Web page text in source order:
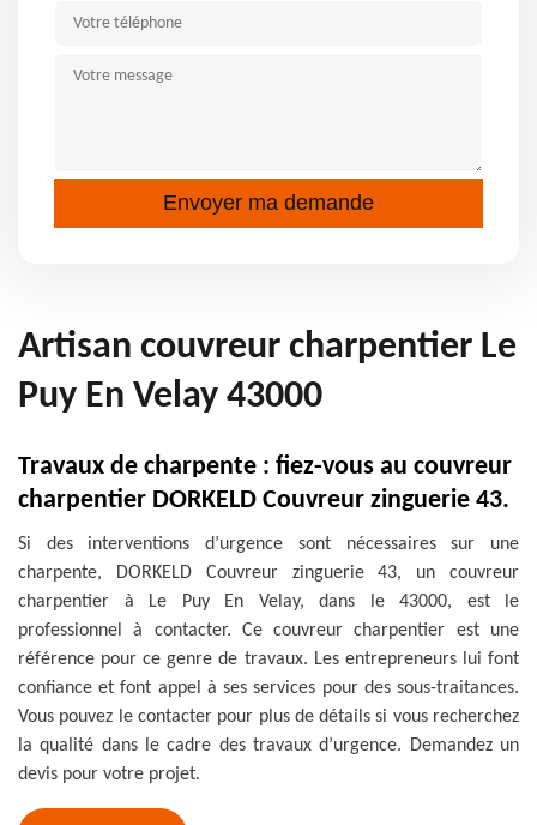
Artisan couvreur charpentier Le
Puy En Velay 43000
Travaux de charpente : fiez-vous au couvreur
charpentier DORKELD Couvreur zinguerie 43.
Si des interventions d’urgence sont nécessaires sur une
charpente, DORKELD Couvreur zinguerie 43, un couvreur
charpentier à Le Puy En Velay, dans le 43000, est le
professionnel à contacter. Ce couvreur charpentier est une
référence pour ce genre de travaux. Les entrepreneurs lui font
confiance et font appel à ses services pour des sous-traitances.
Vous pouvez le contacter pour plus de détails si vous recherchez
la qualité dans le cadre des travaux d’urgence. Demandez un
devis pour votre projet.